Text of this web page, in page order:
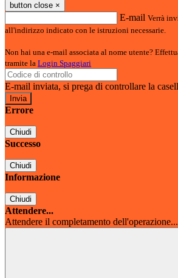
button close ×
E-mail Verrà
all'indirizzo indicato con le istruzioni necessarie.
Non hai una e-mail associata al nome utente?
tramite la Login Spaggiari
E-mail inviata, si prega di controllare la
Errore
Chiudi
Successo
Chiudi
Informazione
Chiudi
Attendere...
Attendere il completamento dell'operazione...